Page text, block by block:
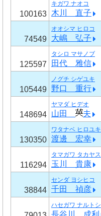
100163
キガワ ナオコ
木川 直子
74549
オオシマ ヒロコ
大嶋 弘子
125597
タシロ マサノブ
田代 雅信
105449
ノグチ シゲユキ
野口 重行
148694
ヤマダ ヒデオ
山田 夫
130350
ワタナベ ヒロユキ
渡邊 宏幸
116294
タマガワ タカヤス
玉川 貴康
38844
センダ ヨシヒコ
千田 禎彦
ハセガワ ナルトシ